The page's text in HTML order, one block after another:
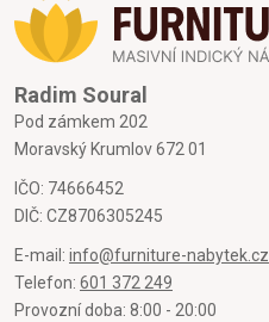
Radim Soural
Pod zámkem 202
Moravský Krumlov 672 01
IČO: 74666452
DIČ: CZ8706305245
E-mail: info@furniture-nabytek.cz
Telefon: 601 372 249
Provozní doba: 8:00 - 20:00